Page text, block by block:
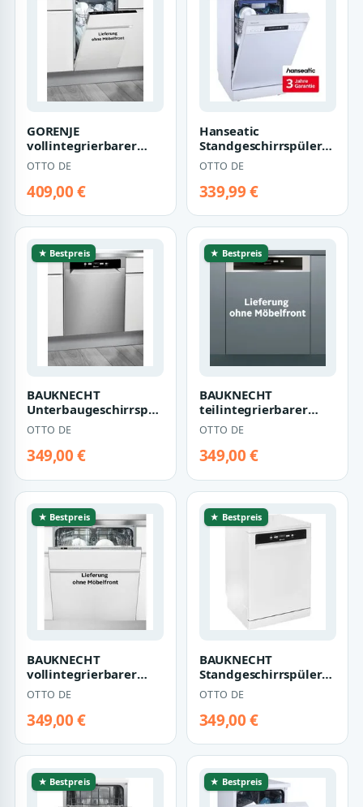
GORENJE
vollintegrierbarer
Geschirrspüler
GV520E10, 11
Maßgedecke
OTTO DE
409,00 €
Hanseatic
Standgeschirrspüler
HG4585C107636RW,
10 Maßgedecke, inkl.
3…
OTTO DE
339,99 €
★ Bestpreis
BAUKNECHT
Unterbaugeschirrspüler
OBUC Ecostar 5320, 14
Maßgedecke, Act…
OTTO DE
349,00 €
★ Bestpreis
BAUKNECHT
teilintegrierbarer
Geschirrspüler OBBC
ECOSTAR 5320, 14
Maßg…
OTTO DE
349,00 €
★ Bestpreis
BAUKNECHT
vollintegrierbarer
Geschirrspüler OBIC
ECOSTAR 5320, 14
Maßg…
OTTO DE
349,00 €
★ Bestpreis
BAUKNECHT
Standgeschirrspüler
OBFC ECOSTAR 5320,
14 Maßgedecke,
Active…
OTTO DE
349,00 €
★ Bestpreis ★ Bestpreis